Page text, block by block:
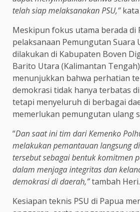
telah siap melaksanakan PSU,”
Meskipun fokus utama berada di
pelaksanaan Pemungutan Suara
dilakukan di Kabupaten Boven
Barito Utara (Kalimantan
menunjukkan bahwa perhatian
demokrasi tidak hanya terbatas
tetapi menyeluruh di berbagai
memerlukan pemungutan ulang
“Dan saat ini tim dari Kemenko
melakukan pemantauan langsung
tersebut sebagai bentuk komitmen
dalam menjaga integritas dan
demokrasi di daerah,”tambah Heri.
Kesiapan teknis PSU di Papua